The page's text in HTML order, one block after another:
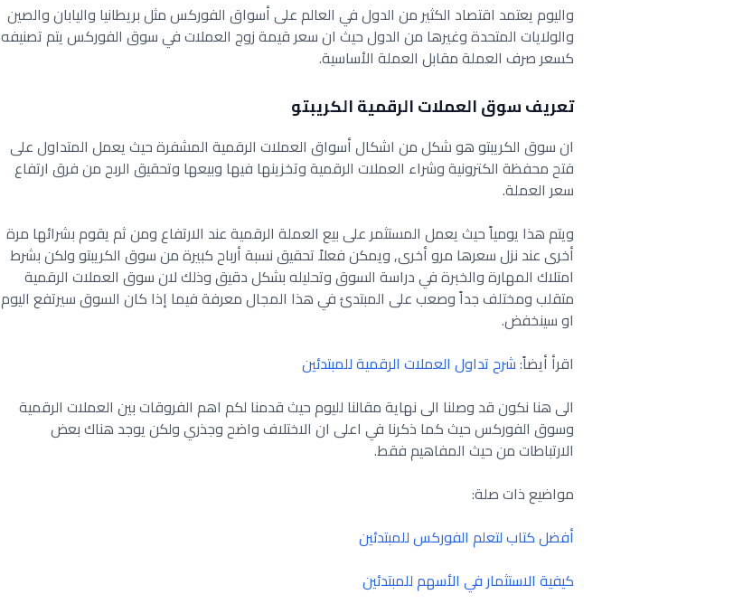
واليوم يعتمد اقتصاد الكثير من الدول في العالم على أسواق الفوركس مثل بريطانيا واليابان والصين
والولايات المتحدة وغيرها من الدول حيث ان سعر قيمة زوج العملات في سوق الفوركس يتم تصنيفه
كسعر صرف العملة مقابل العملة الأساسية.
تعريف سوق العملات الرقمية الكريبتو
ان سوق الكريبتو هو شكل من اشكال أسواق العملات الرقمية المشفرة حيث يعمل المتداول على
فتح محفظة الكترونية وشراء العملات الرقمية وتخزينها فيها وبيعها وتحقيق الربح من فرق ارتفاع
سعر العملة.
ويتم هذا يومياً حيث يعمل المستثمر على بيع العملة الرقمية عند الارتفاع ومن ثم يقوم بشرائها مرة
أخرى عند نزل سعرها مرو أخرى, ويمكن فعلاً تحقيق نسبة أرباح كبيرة من سوق الكريبتو ولكن بشرط
امتلاك المهارة والخبرة في دراسة السوق وتحليله بشكل دقيق وذلك لان سوق العملات الرقمية
متقلب ومختلف جداً وصعب على المبتدئ في هذا المجال معرفة فيما إذا كان السوق سيرتفع اليوم
او سينخفض.
اقرأ أيضاً:شرح تداول العملات الرقمية للمبتدئين
الى هنا نكون قد وصلنا الى نهاية مقالنا لليوم حيث قدمنا لكم اهم الفروقات بين العملات الرقمية
وسوق الفوركس حيث كما ذكرنا في اعلى ان الاختلاف واضح وجذري ولكن يوجد هناك بعض
الارتباطات من حيث المفاهيم فقط.
مواضيع ذات صلة:
أفضل كتاب لتعلم الفوركس للمبتدئين
كيفية الاستثمار في الأسهم للمبتدئين